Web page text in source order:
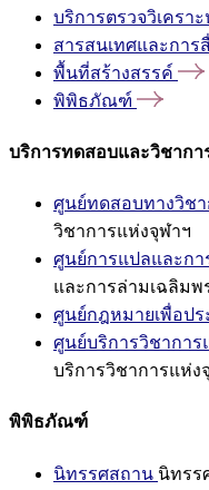
บริการตรวจวิเครา
สารสนเทศและการ
พื้นที่สร้างสรรค์
พิพิธภัณฑ์
บริการทดสอบและวิชากา
ศูนย์ทดสอบทางวิช
วิชาการแห่งจุฬาฯ
ศูนย์การแปลและกา
และการล่ามเฉลิมพ
ศูนย์กฎหมายเพื่อป
ศูนย์บริการวิชากา
บริการวิชาการแห่
พิพิธภัณฑ์
นิทรรศสถาน นิทรร